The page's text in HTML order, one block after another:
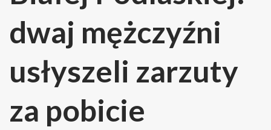
dwaj mężczyźni
usłyszeli zarzuty
za pobicie